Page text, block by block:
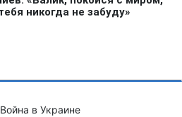
Война в Украине